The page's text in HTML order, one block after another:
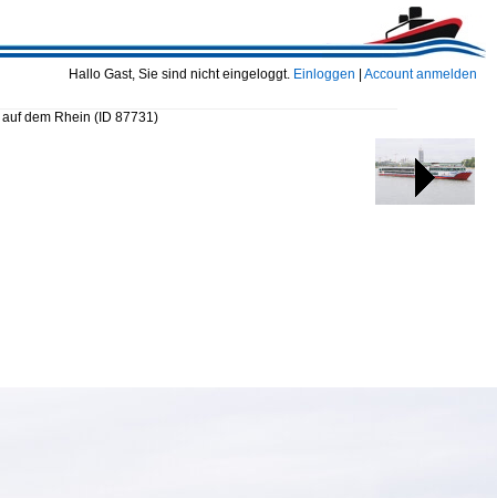
Hallo Gast, Sie sind nicht eingeloggt. Einloggen Account anmelden
dem Rhein (ID 87731)